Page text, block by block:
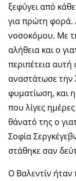
ξεφύγει από
για πρώτη φορά.
νοσοκόμου. Με
αλήθεια και ο
περιπέτεια
αναστάτωσε την
φυματίωση, και
που λίγες
θάνατό της ο
Σοφία
στάθηκε σαν
Ο Βαλεντίν ήταν